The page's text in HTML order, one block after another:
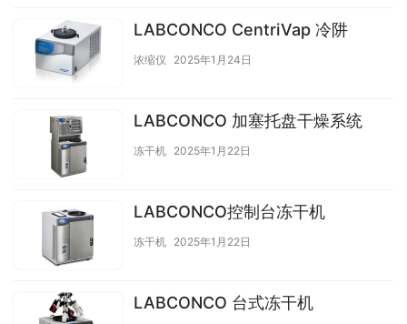
和其他（中试规模）），按最终用
途（食品加工、外科手术、制药和
其他（全餐））和区域预测，2024
LABCONCO CentriVap 冷阱
浓缩仪 2025年1月24日
LABCONCO 加塞托盘干燥系统
冻干机 2025年1月22日
LABCONCO控制台冻干机
冻干机 2025年1月22日
LABCONCO 台式冻干机